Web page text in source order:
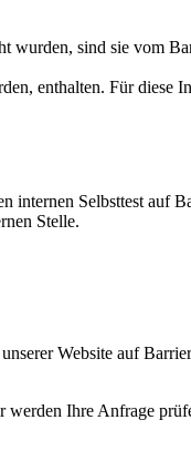
sind sie vom
enthalten. Für diese
internen Selbsttest auf
Stelle.
Website auf
Ihre Anfrage